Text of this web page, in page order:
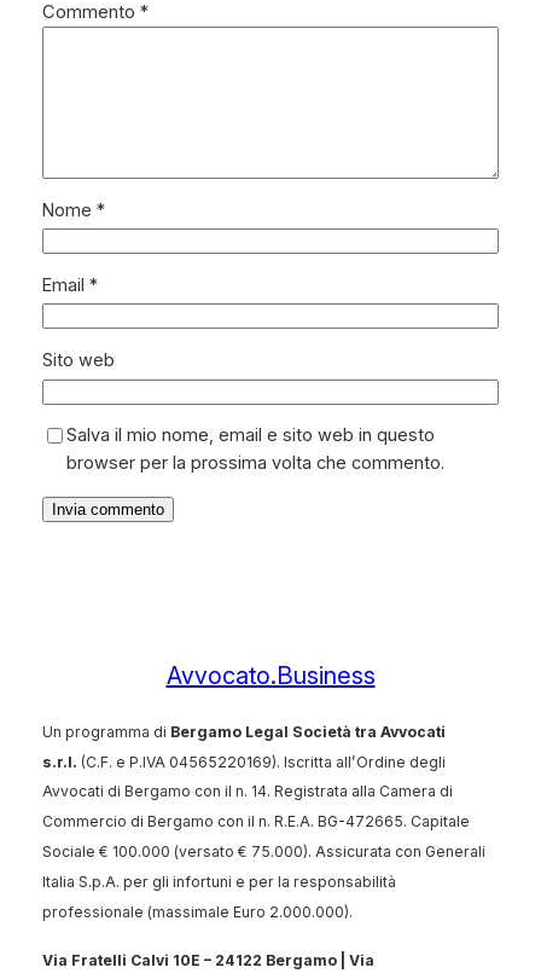
Commento *
Nome *
Email *
Sito web
Salva il mio nome, email e sito web in questo
browser per la prossima volta che commento.
Avvocato.Business
Un programma di Bergamo Legal Società tra Avvocati
s.r.l. (C.F. e P.IVA 04565220169). Iscritta all’Ordine degli
Avvocati di Bergamo con il n. 14. Registrata alla Camera di
Commercio di Bergamo con il n. R.E.A. BG-472665. Capitale
Sociale € 100.000 (versato € 75.000). Assicurata con Generali
Italia S.p.A. per gli infortuni e per la responsabilità
professionale (massimale Euro 2.000.000).
Via Fratelli Calvi 10E – 24122 Bergamo | Via